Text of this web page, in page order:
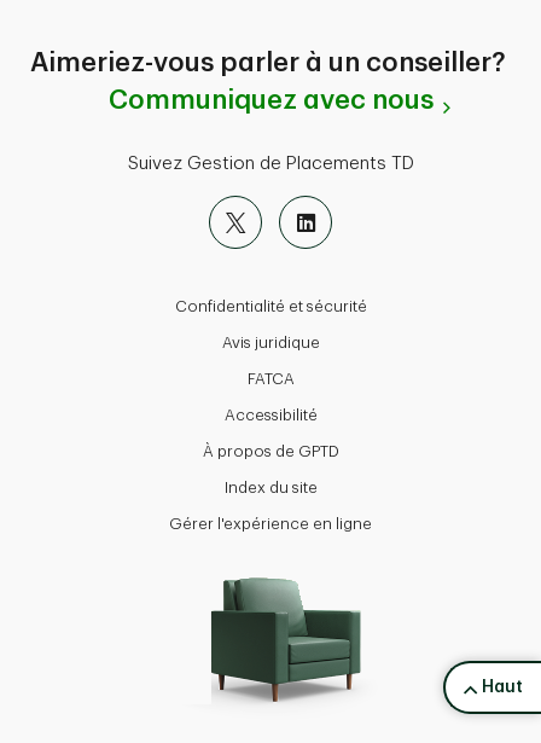
Aimeriez-vous parler à un conseiller?
Communiquez avec nous
Suivez Gestion de Placements TD
Confidentialité et sécurité
Avis juridique
FATCA
Accessibilité
À propos de GPTD
Index du site
Gérer l'expérience en ligne
back to
Haut